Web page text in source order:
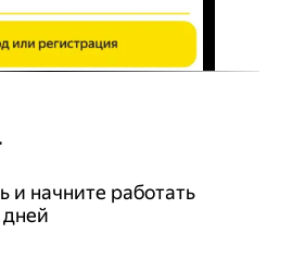
и начните работать
дней